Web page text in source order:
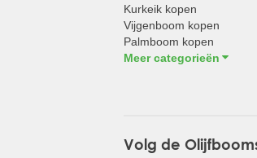
Kurkeik kopen
Vijgenboom kopen
Palmboom kopen
Meer categorieën
Volg de